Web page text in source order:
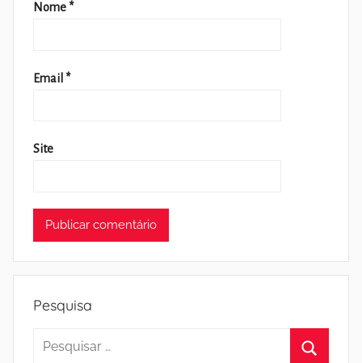
Nome *
Email *
Site
Pesquisa
Pesquisar